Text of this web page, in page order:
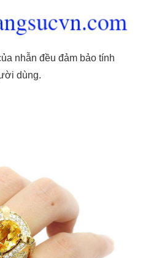
nhẫn đều đảm bảo tính
dùng.